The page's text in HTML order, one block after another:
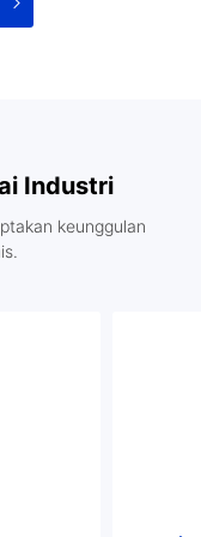
Industri
keunggulan